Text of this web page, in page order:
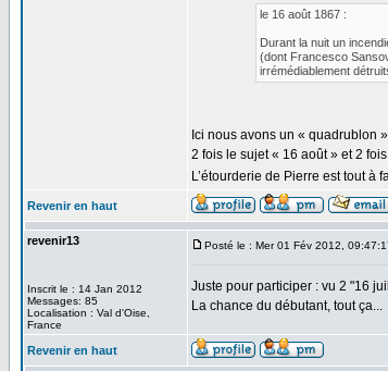
le 16 août 1867 :
Durant la nuit un
(dont Francesco
irrémédiablement
Ici nous avons un « quadrublon »
2 fois le sujet « 16 août » et 2
L’étourderie de Pierre est tout
Revenir en haut
revenir13
Inscrit le : 14 Jan 2012
Messages: 85
Localisation : Val d'Oise,
France
Posté le : Mer 01 Fév 2012,
Juste pour participer : vu 2 "16
La chance du débutant, tout ça...
Revenir en haut